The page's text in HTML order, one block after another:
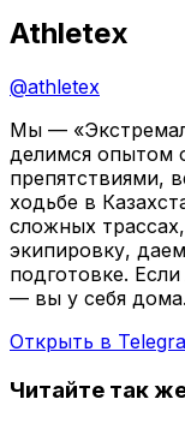
Athletex
@athletex
Мы —
делимся опытом
препятствиями,
ходьбе в
сложных
экипировку,
подготовке.
— вы у себя дома.
Открыть в
Читайте так